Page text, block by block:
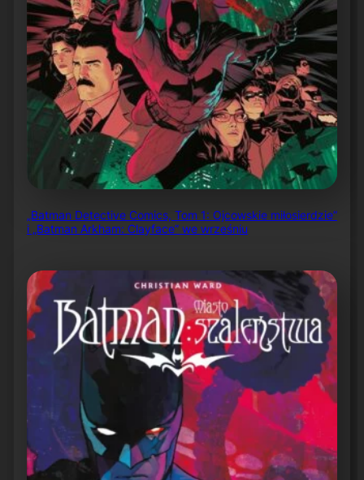
„Batman Detective Comics, Tom 1: Ojcowskie miłosierdzie”
i „Batman Arkham: Clayface” we wrześniu